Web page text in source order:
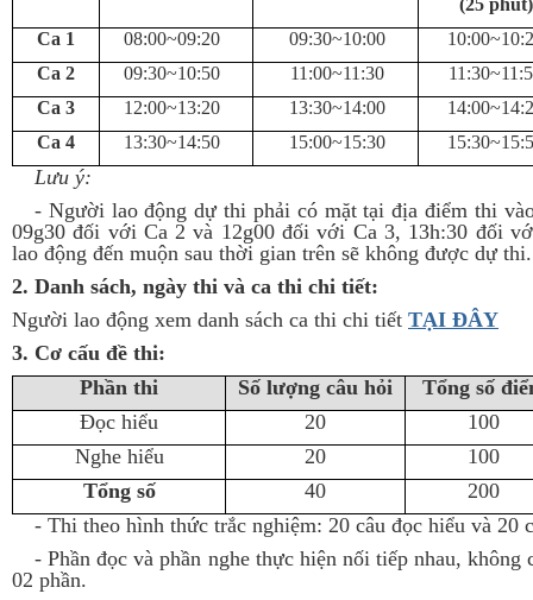
(25 phút)
Ca 1
08:00~09:20 09:30~10:00
Ca 2
09:30~10:50 11:00~11:30
Ca 3
12:00~13:20 13:30~14:00
Ca 4
13:30~14:50 15:00~15:30
Lưu ý:
- Người lao động dự thi phải có mặt tại địa điểm thi
09g30 đối với Ca 2 và 12g00 đối với Ca 3, 13h:30 đối
lao động đến muộn sau thời gian trên sẽ không được dự thi.
2. Danh sách, ngày thi và ca thi chi tiết:
Người lao động xem danh sách ca thi chi tiết TẠI ĐÂY
3. Cơ cấu đề thi:
Phần thi
Số lượng câu hỏi
Tổng số
Đọc hiểu
20
100
Nghe hiểu
20
100
Tổng số
40
200
- Thi theo hình thức trắc nghiệm: 20 câu đọc hiểu và 20
-Phần đọc và phần nghe thực hiện nối tiếp nhau,
02 phần.